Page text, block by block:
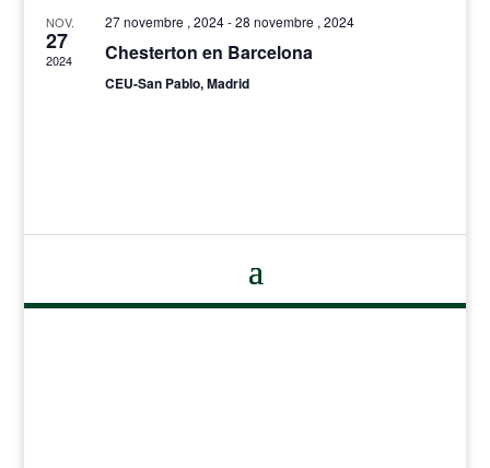
NOV.
27
2024
27 novembre , 2024-28 novembre , 2024
Chesterton en Barcelona
CEU-San Pablo, Madrid